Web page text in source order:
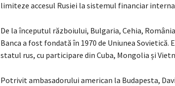
limiteze accesul Rusiei la sistemul financiar
De la începutul războiului, Bulgaria, Cehia,
Banca a fost fondată în 1970 de Uniunea
statul rus, cu participare din Cuba, Mongolia și
Potrivit ambasadorului american la Budapesta,